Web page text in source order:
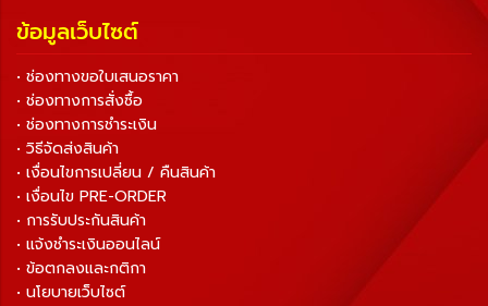
ข้อมูลเว็บไซต์
• ช่องทางขอใบเสนอราคา
• ช่องทางการสั่งซื้อ
• ช่องทางการชำระเงิน
• วิธีจัดส่งสินค้า
• เงื่อนไขการเปลี่ยน / คืนสินค้า
• เงื่อนไข PRE-ORDER
• การรับประกันสินค้า
• แจ้งชำระเงินออนไลน์
• ข้อตกลงและกติกา
• นโยบายเว็บไซต์